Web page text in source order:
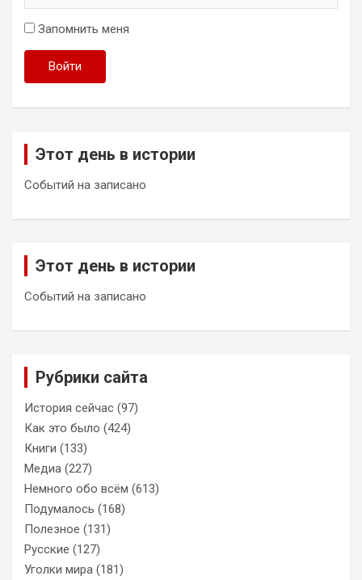
Запомнить меня
Войти
Этот день в истории
Событий на записано
Этот день в истории
Событий на записано
Рубрики сайта
История сейчас (97)
Как это было (424)
Книги (133)
Медиа (227)
Немного обо всём (613)
Подумалось (168)
Полезное (131)
Русские (127)
Уголки мира (181)